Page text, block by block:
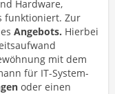
Hardware,
funktioniert. Zur
Angebots. Hierbei
mit dem
für IT-System-
oder einen